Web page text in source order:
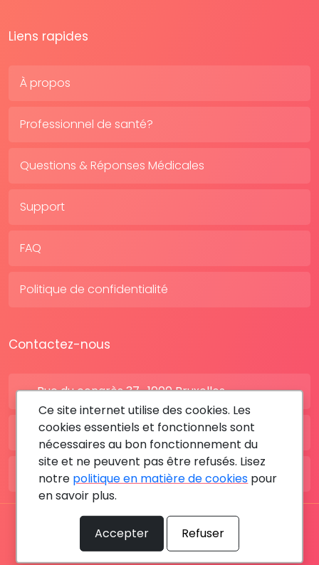
Liens rapides
À propos
Professionnel de santé?
Questions & Réponses Médicales
Support
FAQ
Politique de confidentialité
Contactez-nous
Rue du congrès 37 , 1000 Bruxelles
BE: +32 28080227
FR: +33 183642895
Tous les droits sont réservés © 2026 RDV MÉDICAL By
MediaSatCom
Ce site internet utilise des cookies. Les
cookies essentiels et fonctionnels sont
nécessaires au bon fonctionnement du
site et ne peuvent pas être refusés. Lisez
notre politique en matière de cookies pour
en savoir plus.
Accepter Refuser